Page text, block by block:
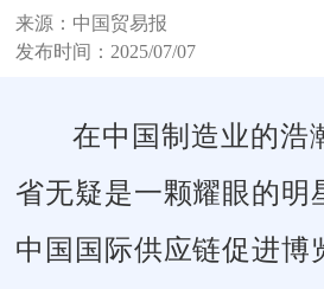
来源：中国贸易报
发布时间：2025/07/07
在中国制造业的浩
省无疑是一颗耀眼的明
中国国际供应链促进博